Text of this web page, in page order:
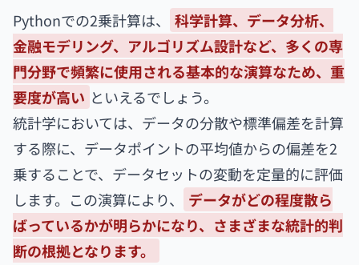
Pythonでの2乗計算は、
科学計算、データ分析、
金融モデリング、アルゴリズム設計など、多くの専
門分野で頻繁に使用される基本的な演算なため、重
要度が高い といえるでしょう。
統計学においては、データの分散や標準偏差を計算
する際に、データポイントの平均値からの偏差を2
乗することで、データセットの変動を定量的に評価
します。この演算により、
データがどの程度散ら
ばっているかが明らかになり、さまざまな統計的判
断の根拠となります。